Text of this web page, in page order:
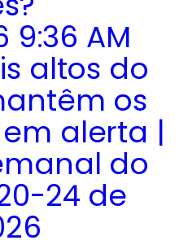
9:36 AM
altos do
os
alerta |
do
24 de